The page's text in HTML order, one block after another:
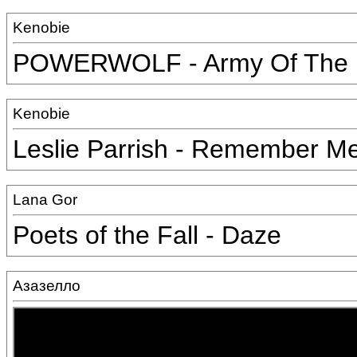
Kenobie
POWERWOLF - Army Of The
Kenobie
Leslie Parrish - Remember
Lana Gor
Poets of the Fall - Daze
Азазелло